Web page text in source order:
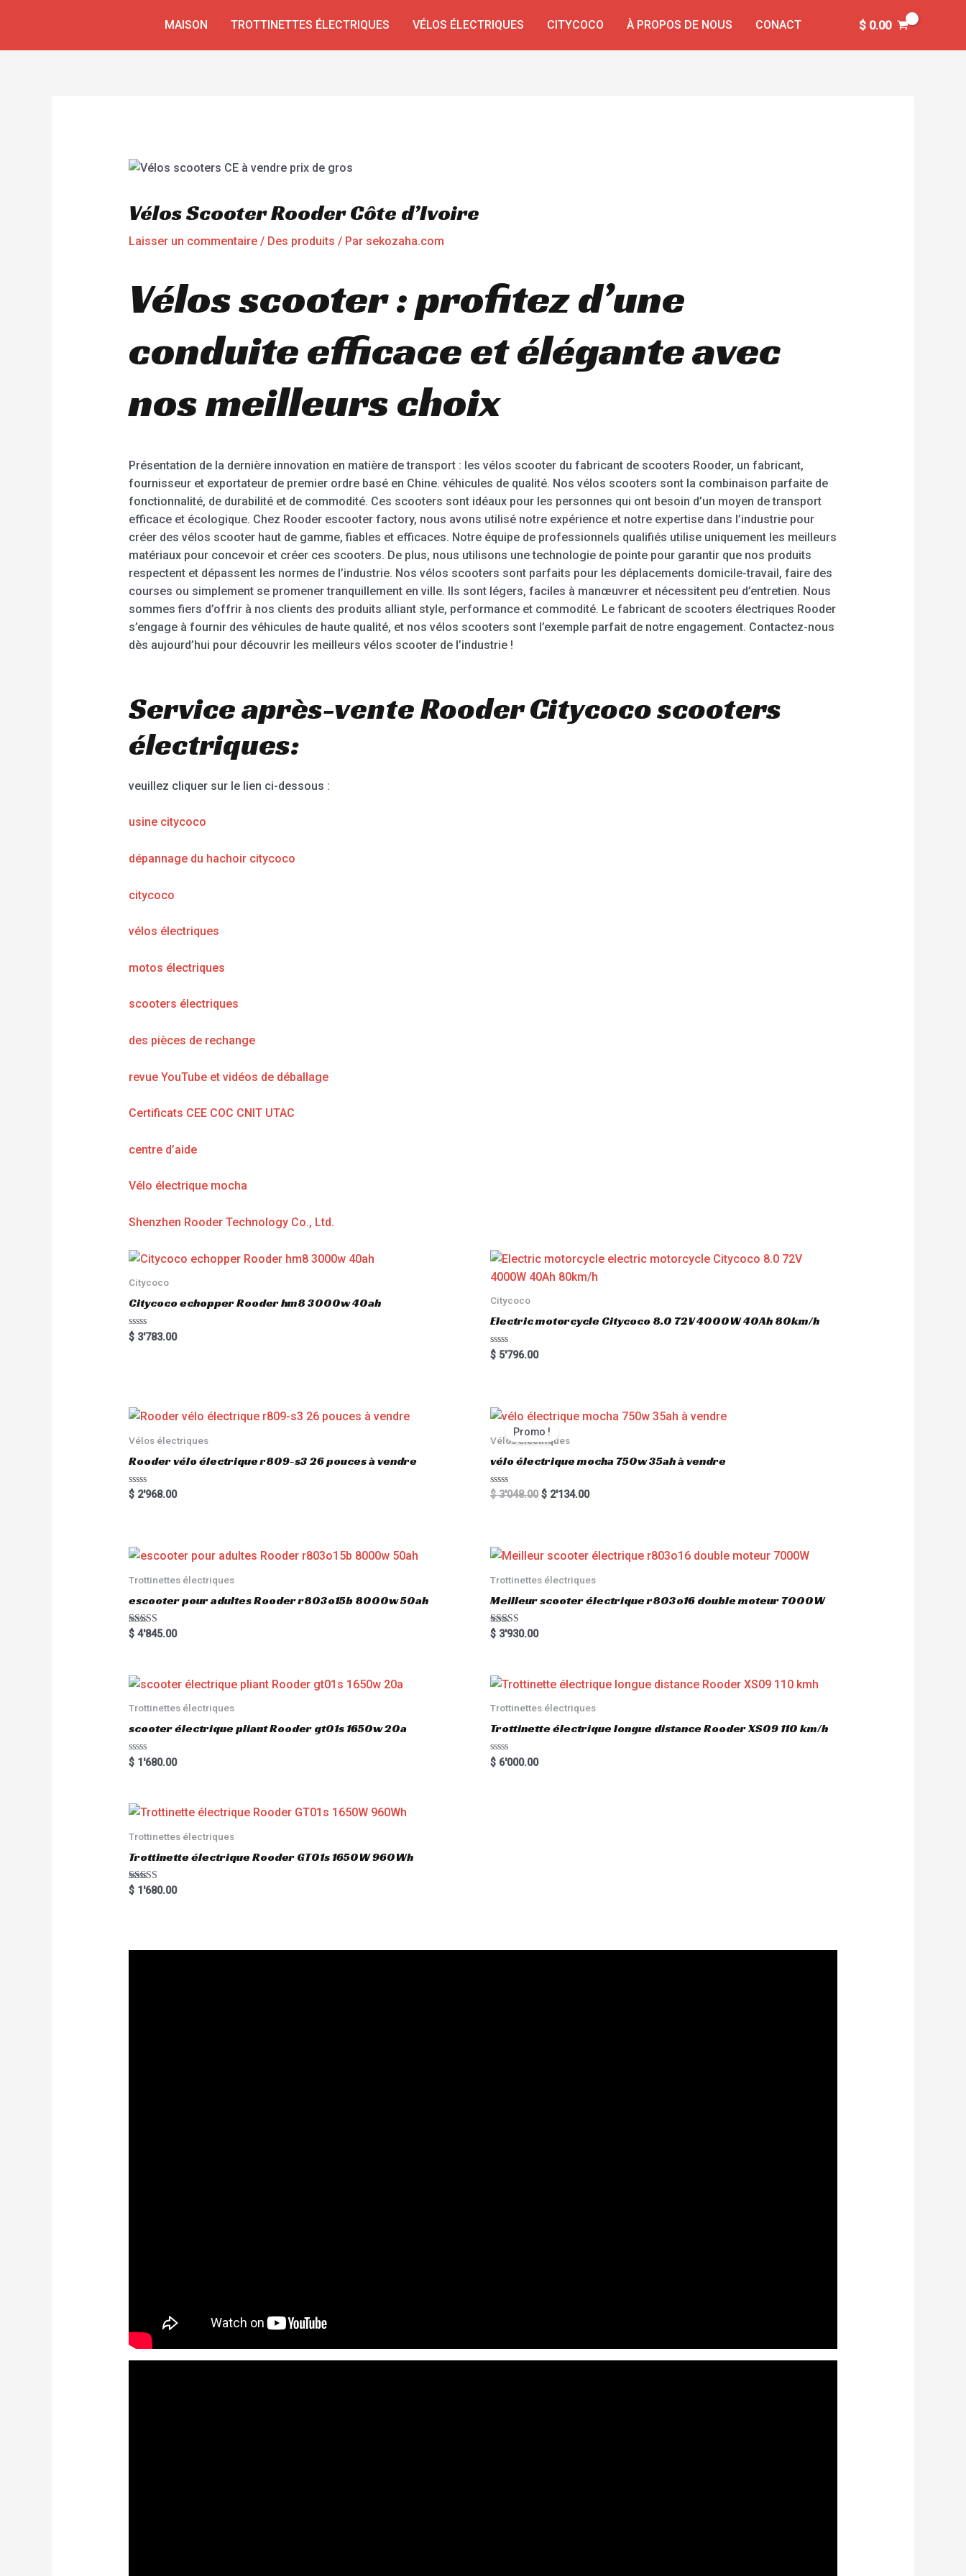
MAISON TROTTINETTES ÉLECTRIQUES VÉLOS ÉLECTRIQUES CITYCOCO À PROPOS DE NOUS CONACT $0.00
Vélos Scooter Rooder Côte d’Ivoire
Laisser un commentaire / Des produits / Par sekozaha.com
Vélos scooter : profitez d’une
conduite efficace et élégante avec
nos meilleurs choix
Présentation de la dernière innovation en matière de transport : les vélos scooter du fabricant de scooters Rooder, un fabricant,
fournisseur et exportateur de premier ordre basé en Chine. véhicules de qualité. Nos vélos scooters sont la combinaison parfaite de
fonctionnalité, de durabilité et de commodité. Ces scooters sont idéaux pour les personnes qui ont besoin d’un moyen de transport
efficace et écologique. Chez Rooder escooter factory, nous avons utilisé notre expérience et notre expertise dans l’industrie pour
créer des vélos scooter haut de gamme, fiables et efficaces. Notre équipe de professionnels qualifiés utilise uniquement les meilleurs
matériaux pour concevoir et créer ces scooters. De plus, nous utilisons une technologie de pointe pour garantir que nos produits
respectent et dépassent les normes de l’industrie. Nos vélos scooters sont parfaits pour les déplacements domicile-travail, faire des
courses ou simplement se promener tranquillement en ville. Ils sont légers, faciles à manœuvrer et nécessitent peu d’entretien. Nous
sommes fiers d’offrir à nos clients des produits alliant style, performance et commodité. Le fabricant de scooters électriques Rooder
s’engage à fournir des véhicules de haute qualité, et nos vélos scooters sont l’exemple parfait de notre engagement. Contactez-nous
dès aujourd’hui pour découvrir les meilleurs vélos scooter de l’industrie !
Service après-vente Rooder Citycoco scooters
électriques:
veuillez cliquer sur le lien ci-dessous :
usine citycoco
dépannage du hachoir citycoco
citycoco
vélos électriques
motos électriques
scooters électriques
des pièces de rechange
revue YouTube et vidéos de déballage
Certificats CEE COC CNIT UTAC
centre d’aide
Vélo électrique mocha
Shenzhen Rooder Technology Co., Ltd.
Citycoco
Citycoco echopper Rooder hm8 3000w 40ah
R
a
t
o
5
$3'783.00
Citycoco
Electric motorcycle Citycoco 8.0 72V 4000W 40Ah 80km/h
R
a
o
u
o
f
$ 5'796.00
Vélos électriques
Rooder vélo électrique r809-s3 26 pouces à vendre
R
a
o
u
o
f
$2'968.00
Promo !
Vélos électriques
vélo électrique mocha 750w 35ah à vendre
R
a
o
u
o
f
5
$3'048.00 $ 2'134.00
Trottinettes électriques
escooter pour adultes Rooder r803o15b 8000w 50ah
Rated
5.00
$4'845.00
Trottinettes électriques
Meilleur scooter électrique r803o16 double moteur 7000W
Rated
5.00
$ 3'930.00
Trottinettes électriques
scooter électrique pliant Rooder gt01s 1650w 20a
R
a
0
o
t
f
5
$1'680.00
Trottinettes électriques
Trottinette électrique longue distance Rooder XS09 110 km/h
R
a
$ 6'000.00
Trottinettes électriques
Trottinette électrique Rooder GT01s 1650W 960Wh
Rated
5.00
$1'680.00